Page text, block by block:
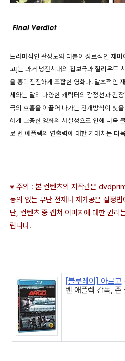
드라마적인 완성도와 더불어 장르적인 재
고]는 과거 냉전시대의 첩보극과 헐리우드
을 흥미진진하게 조합한 영화다. 말초적인
세와는 달리 다양한 캐릭터의 감정선과 긴
극의 호흡을 이끌어 나가는 전개방식이 빛
하게 고증한 영화의 사실성으로 인해 더욱
로 벤 애플렉의 연출력에 대한 기대치는 더
※ 주의 : 본 컨텐츠의 저작권은
동의 없는 무단 전재나 재가공은 실정
단, 컨텐츠 중 캡쳐 이미지에 대한 권리
립니다.
[블루레이] 아르고
벤 애플렉 감독, 존